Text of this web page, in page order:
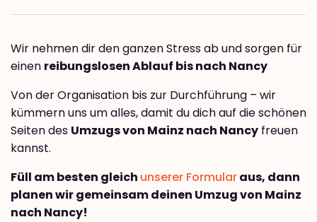
Wir nehmen dir den ganzen Stress ab und sorgen für
einen reibungslosen Ablauf bis nach Nancy
Von der Organisation bis zur Durchführung – wir
kümmern uns um alles, damit du dich auf die schönen
Seiten des Umzugs von Mainz nach Nancy freuen
kannst.
Füll am besten gleich unserer Formularaus, dann
planen wir gemeinsam deinen Umzug von Mainz
nach Nancy!